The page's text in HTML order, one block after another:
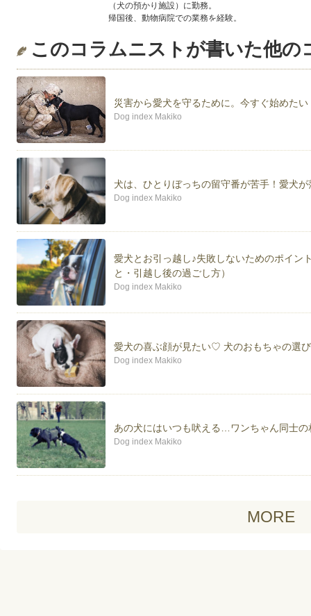
（犬の預かり施設）に勤務。
帰国後、動物病院での業務を経験。
神奈川県内の動物病院にてパピー教室、相談会を担当
＊College of Canine Behavioral Science(Vancouver,
＊愛玩動物飼養管理士
＊愛犬飼育管理士
このコラムニストが書いた他の
災害から愛犬を守るために。今すぐ始めた
Dog index Makiko
犬は、ひとりぼっちの留守番が苦手！愛犬
Dog index Makiko
愛犬とお引っ越し♪失敗しないためのポイン
と・引越し後の過ごし方）
Dog index Makiko
愛犬の喜ぶ顔が見たい♡ 犬のおもちゃの選
Dog index Makiko
あの犬にはいつも吠える…ワンちゃん同士
Dog index Makiko
MORE